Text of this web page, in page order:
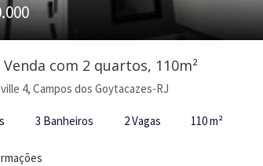
Venda com 2 quartos, 110m²
4, Campos dos Goytacazes-RJ
3 Banheiros 2 Vagas 110 m²